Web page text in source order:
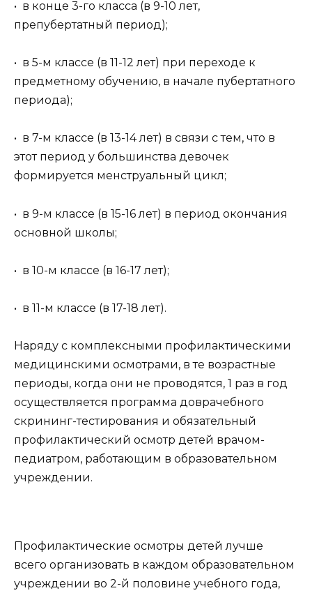
• в конце 3-го класса (в 9-10 лет,
препубертатный период);
• в 5-м классе (в 11-12 лет) при переходе к
предметному обучению, в начале пубертатного
периода);
• в 7-м классе (в 13-14 лет) в связи с тем, что в
этот период у большинства девочек
формируется менструальный цикл;
• в 9-м классе (в 15-16 лет) в период окончания
основной школы;
• в 10-м классе (в 16-17 лет);
• в 11-м классе (в 17-18 лет).
Наряду с комплексными профилактическими
медицинскими осмотрами, в те возрастные
периоды, когда они не проводятся, 1 раз в год
осуществляется программа доврачебного
скрининг-тестирования и обязательный
профилактический осмотр детей врачом-
педиатром, работающим в образовательном
учреждении.
Профилактические осмотры детей лучше
всего организовать в каждом образовательном
учреждении во 2-й половине учебного года,